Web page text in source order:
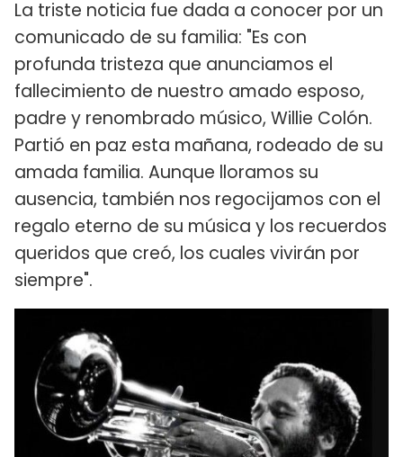
La triste noticia fue dada a conocer por un
comunicado de su familia: "Es con
profunda tristeza que anunciamos el
fallecimiento de nuestro amado esposo,
padre y renombrado músico, Willie Colón.
Partió en paz esta mañana, rodeado de su
amada familia. Aunque lloramos su
ausencia, también nos regocijamos con el
regalo eterno de su música y los recuerdos
queridos que creó, los cuales vivirán por
siempre".